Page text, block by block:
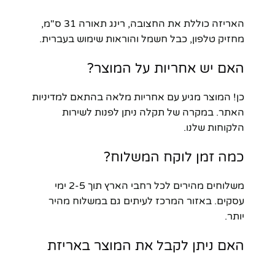
האריזה כוללת את החצובה, רינג תאורה 31 ס"מ,
מחזיק טלפון, כבל חשמל והוראות שימוש בעברית.
האם יש אחריות על המוצר?
כן! המוצר מגיע עם אחריות מלאה בהתאם למדיניות
האתר. במקרה של תקלה ניתן לפנות לשירות
הלקוחות שלנו.
כמה זמן לוקח המשלוח?
משלוחים מהירים לכל רחבי הארץ תוך 2-5 ימי
עסקים. באזור המרכז לעיתים גם במשלוח מהיר
יותר.
האם ניתן לקבל את המוצר באריזת